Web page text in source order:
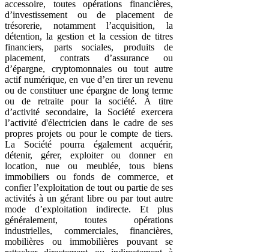
accessoire, toutes opérations financières,
d’investissement ou de placement de
trésorerie, notamment l’acquisition, la
détention, la gestion et la cession de titres
financiers, parts sociales, produits de
placement, contrats d’assurance ou
d’épargne, cryptomonnaies ou tout autre
actif numérique, en vue d’en tirer un revenu
ou de constituer une épargne de long terme
ou de retraite pour la société. À titre
d’activité secondaire, la Société exercera
l’activité d'électricien dans le cadre de ses
propres projets ou pour le compte de tiers.
La Société pourra également acquérir,
détenir, gérer, exploiter ou donner en
location, nue ou meublée, tous biens
immobiliers ou fonds de commerce, et
confier l’exploitation de tout ou partie de ses
activités à un gérant libre ou par tout autre
mode d’exploitation indirecte. Et plus
généralement, toutes opérations
industrielles, commerciales, financières,
mobilières ou immobilières pouvant se